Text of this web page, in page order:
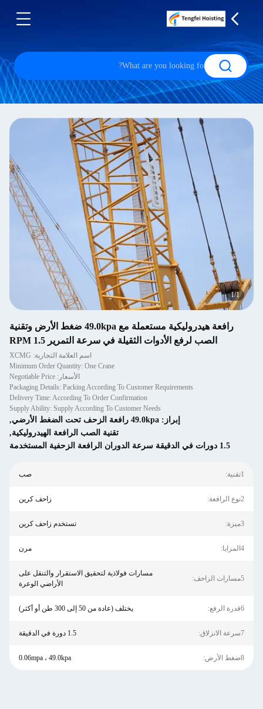
1/1
رافعة هيدروليكية مستعملة مع 49.0kpa ضغط الأرض وتقنية
الصب لرفع الأدوات الثقيلة في سرعة التمرير 1.5 RPM
اسم العلامة التجارية: XCMG
Minimum Order Quantity: One Crane
الأسعار: Negotiable Price
Packaging Details: Packing According To Customer Requirements
Delivery Time: According To Order Confirmation
Supply Ability: Supply According To Customer Needs
إبراز: 49.0kpa رافعة الزحف تحت الضغط الأرضي
,
تقنية الصب الرافعة الهيدروليكية,
1.5 دورات في الدقيقة سرعة الدوران الرافعة الزحفية المستخدمة
1تقنية: صب
2نوع الرافعة: زاحف كرين
3ميزة: تستخدم زاحف كرين
4المزايا: مرن
5مسارات الزاحف:
مسارات فولاذية لتحقيق الاستقرار والتنقل على
الأراضي الوعرة
6قدرة الرفع: يختلف (عادة من 50 إلى 300 طن أو أكثر)
7سرعة الانزلاق: 1.5 دورة في الدقيقة
8ضغط الأرض: 0.06mpa ، 49.0kpa